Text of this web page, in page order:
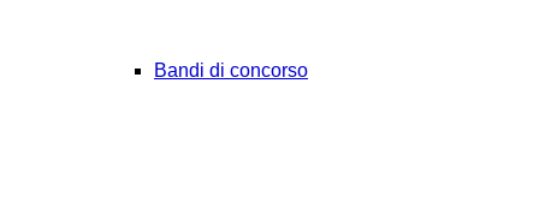
Bandi di concorso